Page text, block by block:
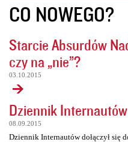
CO NOWEGO?
Starcie Absurdów
czy na „nie”?
03.10.2015
Dziennik
08.09.2015
Dziennik Internautów dołączył się